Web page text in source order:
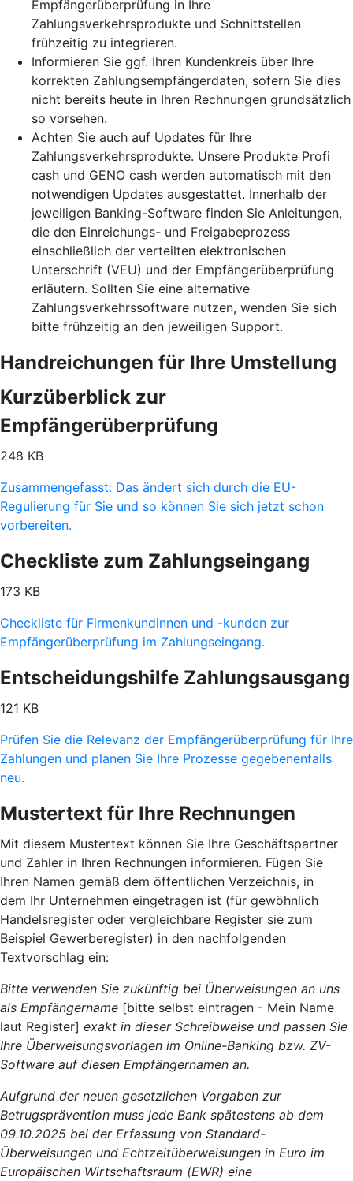
Empfängerüberprüfung in Ihre
Zahlungsverkehrsprodukte und Schnittstellen
frühzeitig zu integrieren.
Informieren Sie ggf. Ihren Kundenkreis über Ihre
korrekten Zahlungsempfängerdaten, sofern Sie dies
nicht bereits heute in Ihren Rechnungen grundsätzlich
so vorsehen.
Achten Sie auch auf Updates für Ihre
Zahlungsverkehrsprodukte. Unsere Produkte Profi
cash und GENO cash werden automatisch mit den
notwendigen Updates ausgestattet. Innerhalb der
jeweiligen Banking-Software finden Sie Anleitungen,
die den Einreichungs- und Freigabeprozess
einschließlich der verteilten elektronischen
Unterschrift (VEU) und der Empfängerüberprüfung
erläutern. Sollten Sie eine alternative
Zahlungsverkehrssoftware nutzen, wenden Sie sich
bitte frühzeitig an den jeweiligen Support.
Handreichungen für Ihre Umstellung
Kurzüberblick zur
Empfängerüberprüfung
248 KB
Zusammengefasst: Das ändert sich durch die EU-
Regulierung für Sie und so können Sie sich jetzt schon
vorbereiten.
Checkliste zum Zahlungseingang
173 KB
Checkliste für Firmenkundinnen und -kunden zur
Empfängerüberprüfung im Zahlungseingang.
Entscheidungshilfe Zahlungsausgang
121 KB
Prüfen Sie die Relevanz der Empfängerüberprüfung für Ihre
Zahlungen und planen Sie Ihre Prozesse gegebenenfalls
neu.
Mustertext für Ihre Rechnungen
Mit diesem Mustertext können Sie Ihre Geschäftspartner
und Zahler in Ihren Rechnungen informieren. Fügen Sie
Ihren Namen gemäß dem öffentlichen Verzeichnis, in
dem Ihr Unternehmen eingetragen ist (für gewöhnlich
Handelsregister oder vergleichbare Register sie zum
Beispiel Gewerberegister) in den nachfolgenden
Textvorschlag ein:
Bitte verwenden Sie zukünftig bei Überweisungen an uns
als Empfängername [bitte selbst eintragen - Mein Name
laut Register] exakt in dieser Schreibweise und passen Sie
Ihre Überweisungsvorlagen im Online-Banking bzw. ZV-
Software auf diesen Empfängernamen an.
Aufgrund der neuen gesetzlichen Vorgaben zur
Betrugsprävention muss jede Bank spätestens ab dem
09.10.2025 bei der Erfassung von Standard-
Überweisungen und Echtzeitüberweisungen in Euro im
Europäischen Wirtschaftsraum (EWR) eine